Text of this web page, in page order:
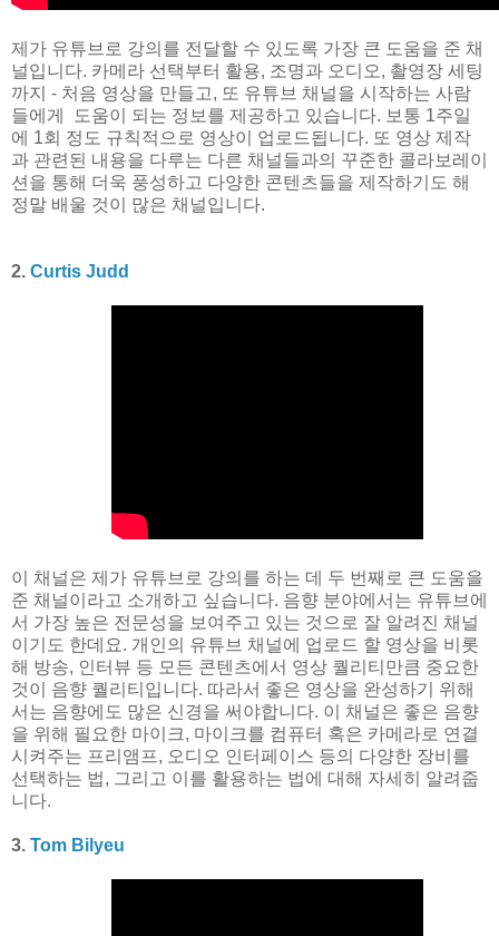
제가 유튜브로 강의를 전달할 수 있도록 가장 큰 도움을 준 채
널입니다. 카메라 선택부터 활용, 조명과 오디오, 촬영장 세팅
까지 - 처음 영상을 만들고, 또 유튜브 채널을 시작하는 사람
들에게 도움이 되는 정보를 제공하고 있습니다. 보통 1주일
에 1회 정도 규칙적으로 영상이 업로드됩니다. 또 영상 제작
과 관련된 내용을 다루는 다른 채널들과의 꾸준한 콜라보레이
션을 통해 더욱 풍성하고 다양한 콘텐츠들을 제작하기도 해
정말 배울 것이 많은 채널입니다.
2. Curtis Judd
이 채널은 제가 유튜브로 강의를 하는 데 두 번째로 큰 도움을
준 채널이라고 소개하고 싶습니다. 음향 분야에서는 유튜브에
서 가장 높은 전문성을 보여주고 있는 것으로 잘 알려진 채널
이기도 한데요. 개인의 유튜브 채널에 업로드 할 영상을 비롯
해 방송, 인터뷰 등 모든 콘텐츠에서 영상 퀄리티만큼 중요한
것이 음향 퀄리티입니다. 따라서 좋은 영상을 완성하기 위해
서는 음향에도 많은 신경을 써야합니다. 이 채널은 좋은 음향
을 위해 필요한 마이크, 마이크를 컴퓨터 혹은 카메라로 연결
시켜주는 프리앰프, 오디오 인터페이스 등의 다양한 장비를
선택하는 법, 그리고 이를 활용하는 법에 대해 자세히 알려줍
니다.
3. Tom Bilyeu